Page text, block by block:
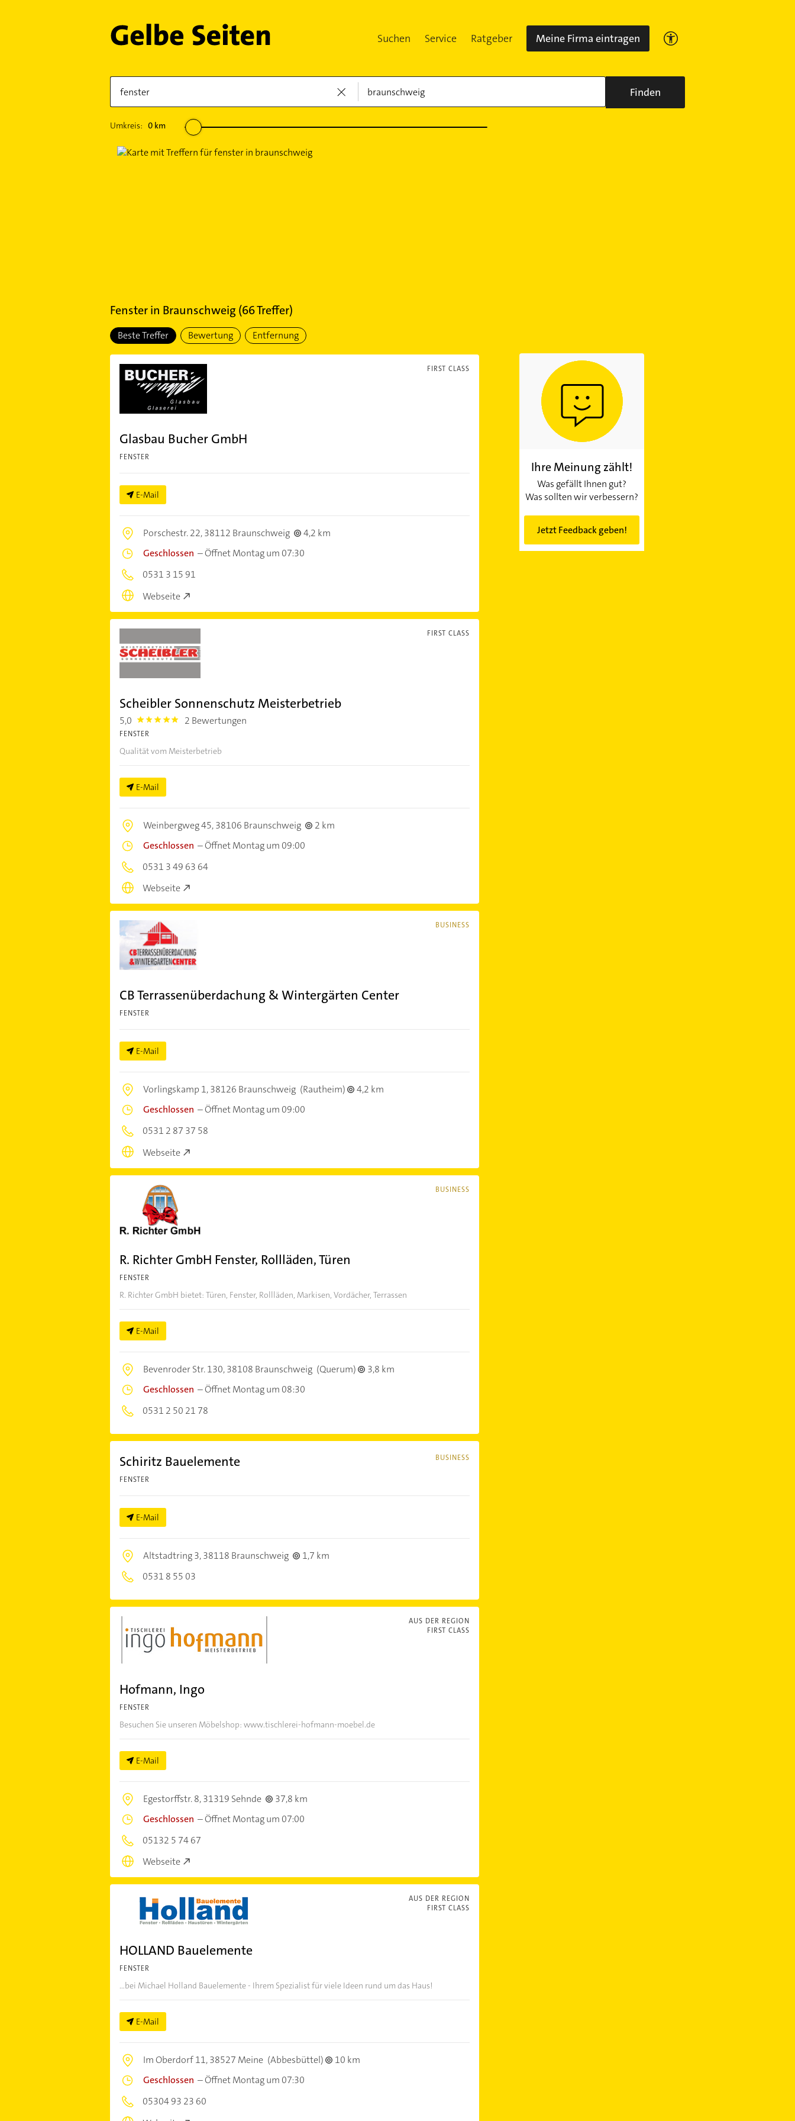
Suchen Service Ratgeber Meine Firma eintragen
Finden
Umkreis: 0km
Fensterin Braunschweig (66Treffer)
Beste Treffer Bewertung Entfernung
FIRST CLASS
Glasbau Bucher GmbH
FENSTER
E-Mail
Porschestr. 22,38112 Braunschweig
4,2 km
Geschlossen –Öffnet Montag um 07:30
0531 3 15 91
Webseite
FIRST CLASS
Scheibler Sonnenschutz Meisterbetrieb
5,0 5.0 2 Bewertungen
FENSTER
Qualität vom Meisterbetrieb
E-Mail
Weinbergweg 45,38106 Braunschweig
2 km
Geschlossen –Öffnet Montag um 09:00
0531 3 49 63 64
Webseite
BUSINESS
CB Terrassenüberdachung & Wintergärten Center
FENSTER
E-Mail
Vorlingskamp 1,38126 Braunschweig (Rautheim)
4,2 km
Geschlossen –Öffnet Montag um 09:00
0531 2 87 37 58
Webseite
BUSINESS
R. Richter GmbH Fenster, Rollläden, Türen
FENSTER
R. Richter GmbH bietet: Türen, Fenster, Rollläden, Markisen, Vordächer, Terrassen
E-Mail
Bevenroder Str. 130,38108 Braunschweig (Querum)
3,8 km
Geschlossen –Öffnet Montag um 08:30
0531 2 50 21 78
BUSINESS
Schiritz Bauelemente
FENSTER
E-Mail
Altstadtring 3,38118 Braunschweig
1,7 km
0531 8 55 03
AUS DER REGION
FIRST CLASS
Hofmann, Ingo
FENSTER
Besuchen Sie unseren Möbelshop: www.tischlerei-hofmann-moebel.de
E-Mail
Egestorffstr. 8,31319 Sehnde
37,8 km
Geschlossen –Öffnet Montag um 07:00
05132 5 74 67
Webseite
AUS DER REGION
FIRST CLASS
HOLLAND Bauelemente
FENSTER
...bei Michael Holland Bauelemente - Ihrem Spezialist für viele Ideen rund um das Haus!
E-Mail
Im Oberdorf 11,38527 Meine (Abbesbüttel)
10 km
Geschlossen –Öffnet Montag um 07:30
05304 93 23 60
Ihre Meinung zählt!
Was gefällt Ihnen gut?
Was sollten wir verbessern?
Jetzt Feedback geben!